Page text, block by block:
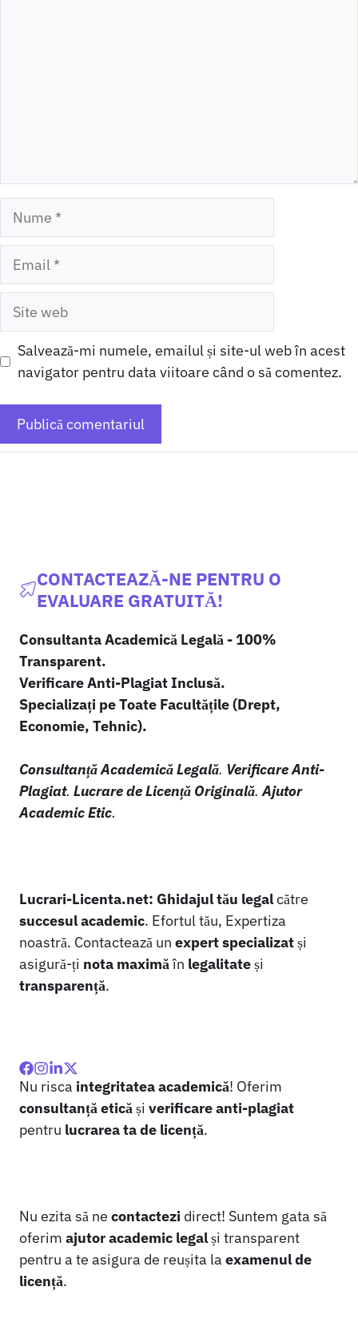
Nume
Email
Site
Salvează-mi numele, emailul și site-ul web în acest
navigator pentru data viitoare când o să comentez.
CONTACTEAZĂ-NE PENTRU O
EVALUARE GRATUITĂ!
Consultanta Academică Legală - 100%
Transparent.
Verificare Anti-Plagiat Inclusă.
Specializați pe Toate Facultățile (Drept,
Economie, Tehnic).
Consultanță Academică Legală. Verificare Anti-
Plagiat. Lucrare de Licență Originală.Ajutor
Academic Etic.
Lucrari-Licenta.net: Ghidajul tău legalcătre
succesul academic. Efortul tău, Expertiza
noastră. Contactează un expert specializatși
asigură-ți nota maximăîn legalitateși
transparență.
Nu risca integritatea academică! Oferim
consultanță eticăși verificare anti-plagiat
pentru lucrarea ta de licență.
Nu ezita să ne contactezi direct! Suntem gata să
oferim ajutor academic legalși transparent
pentru a te asigura de reușita la examenul de
licență.